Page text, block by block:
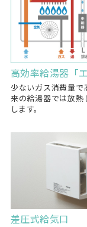
高効率給湯器「
少ないガス消費量
来の給湯器では放
します。
差圧式給気口